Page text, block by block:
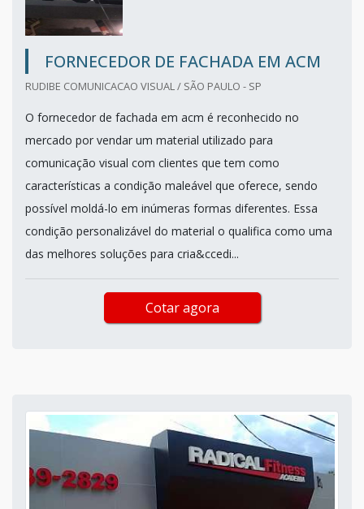
FORNECEDOR DE FACHADA EM ACM
RUDIBE COMUNICACAO VISUAL / SÃO PAULO - SP
O fornecedor de fachada em acm é reconhecido no
mercado por vendar um material utilizado para
comunicação visual com clientes que tem como
características a condição maleável que oferece, sendo
possível moldá-lo em inúmeras formas diferentes. Essa
condição personalizável do material o qualifica como uma
das melhores soluções para cria&ccedi...
Cotar agora